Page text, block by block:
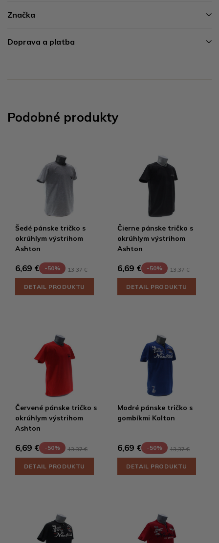
Značka
Doprava a platba
Podobné produkty
Šedé pánske tričko s
okrúhlym výstrihom
Ashton
6,69 € -50% 13,37 €
DETAIL PRODUKTU
Čierne pánske tričko s
okrúhlym výstrihom
Ashton
6,69 € -50% 13,37 €
DETAIL PRODUKTU
Červené pánske tričko s
okrúhlym výstrihom
Ashton
6,69 € -50% 13,37 €
DETAIL PRODUKTU
Modré pánske tričko s
gombíkmi Kolton
6,69 € -50% 13,37 €
DETAIL PRODUKTU